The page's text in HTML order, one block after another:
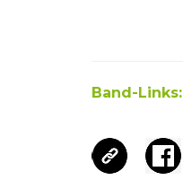
Band-Links: